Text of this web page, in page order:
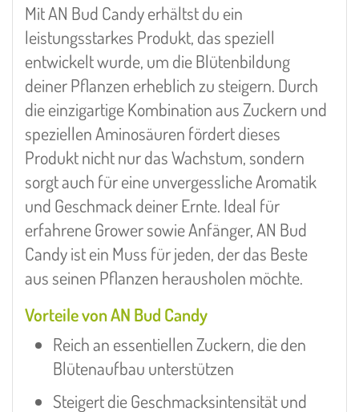
Mit AN Bud Candy erhältst du ein
leistungsstarkes Produkt, das speziell
entwickelt wurde, um die Blütenbildung
deiner Pflanzen erheblich zu steigern. Durch
die einzigartige Kombination aus Zuckern und
speziellen Aminosäuren fördert dieses
Produkt nicht nur das Wachstum, sondern
sorgt auch für eine unvergessliche Aromatik
und Geschmack deiner Ernte. Ideal für
erfahrene Grower sowie Anfänger, AN Bud
Candy ist ein Muss für jeden, der das Beste
aus seinen Pflanzen herausholen möchte.
Vorteile von AN Bud Candy
Reich an essentiellen Zuckern, die den
Blütenaufbau unterstützen
Steigert die Geschmacksintensität und